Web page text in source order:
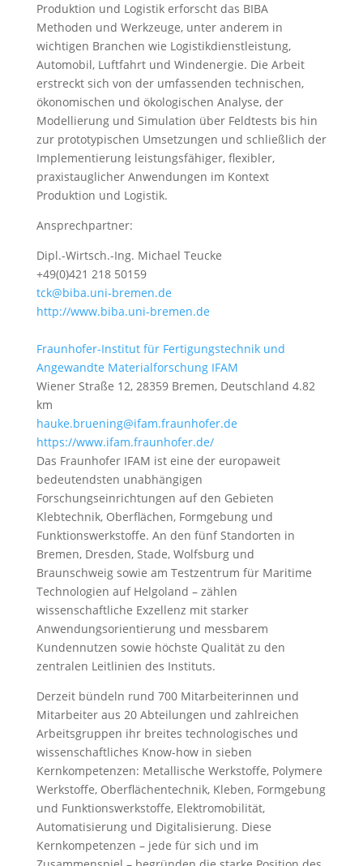
Produktion und Logistik erforscht das BIBA
Methoden und Werkzeuge, unter anderem in
wichtigen Branchen wie Logistikdienstleistung,
Automobil, Luftfahrt und Windenergie. Die Arbeit
erstreckt sich von der umfassenden technischen,
ökonomischen und ökologischen Analyse, der
Modellierung und Simulation über Feldtests bis hin
zur prototypischen Umsetzungen und schließlich der
Implementierung leistungsfähiger, flexibler,
praxistauglicher Anwendungen im Kontext
Produktion und Logistik.
Ansprechpartner:
Dipl.-Wirtsch.-Ing. Michael Teucke
+49(0)421 218 50159
tck@biba.uni-bremen.de
http://www.biba.uni-bremen.de
Fraunhofer-Institut für Fertigungstechnik und
Angewandte Materialforschung IFAM
Wiener Straße 12, 28359 Bremen, Deutschland 4.82
km
hauke.bruening@ifam.fraunhofer.de
https://www.ifam.fraunhofer.de/
Das Fraunhofer IFAM ist eine der europaweit
bedeutendsten unabhängigen
Forschungseinrichtungen auf den Gebieten
Klebtechnik, Oberflächen, Formgebung und
Funktionswerkstoffe. An den fünf Standorten in
Bremen, Dresden, Stade, Wolfsburg und
Braunschweig sowie am Testzentrum für Maritime
Technologien auf Helgoland – zählen
wissenschaftliche Exzellenz mit starker
Anwendungsorientierung und messbarem
Kundennutzen sowie höchste Qualität zu den
zentralen Leitlinien des Instituts.
Derzeit bündeln rund 700 Mitarbeiterinnen und
Mitarbeiter aus 20 Abteilungen und zahlreichen
Arbeitsgruppen ihr breites technologisches und
wissenschaftliches Know-how in sieben
Kernkompetenzen: Metallische Werkstoffe, Polymere
Werkstoffe, Oberflächentechnik, Kleben, Formgebung
und Funktionswerkstoffe, Elektromobilität,
Automatisierung und Digitalisierung. Diese
Kernkompetenzen – jede für sich und im